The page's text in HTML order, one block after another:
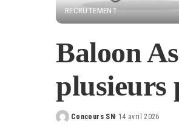
RECRUTEMENT
Baloon
plusieurs
Concours SN 14 avril 2026